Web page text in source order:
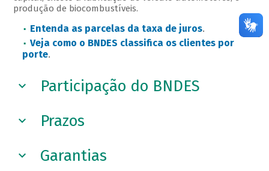
produção de biocombustíveis.
Entenda as parcelas da taxa de juros.
Veja como o BNDES classifica os clientes por
porte.
Participação do BNDES
Prazos
Garantias